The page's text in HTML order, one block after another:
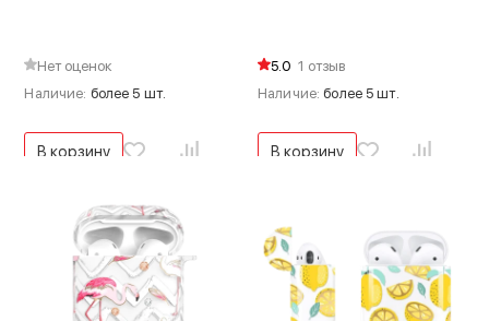
Нет оценок
Наличие: более 5 шт.
В корзину
5.0 1 отзыв
Наличие:более 5 шт.
В корзину